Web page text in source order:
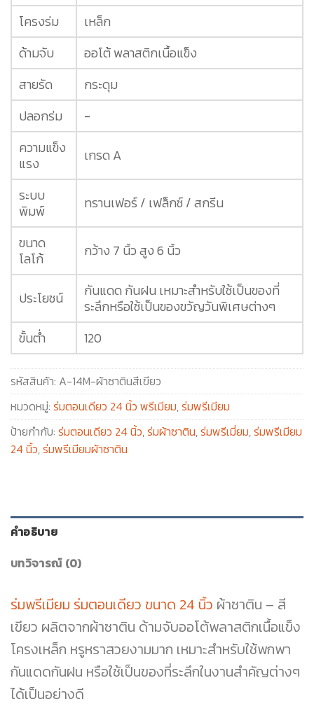
โครงร่ม
เหล็ก
ด้ามจับ
ออโต้ พลาสติกเนื้อแข็ง
สายรัด
กระดุม
ปลอกร่ม
-
ความแข็ง
แรง
เกรด A
ระบบ
พิมพ์
ทรานเฟอร์ / เฟล็กซ์ / สกรีน
ขนาด
โลโก้
กว้าง 7 นิ้ว สูง 6 นิ้ว
ประโยชน์
กันแดด กันฝน เหมาะสำหรับใช้เป็นของที่
ระลึกหรือใช้เป็นของขวัญวันพิเศษต่างๆ
ขั้นต่ำ
120
รหัสสินค้า: A-14M-ผ้าซาตินสีเขียว
หมวดหมู่: ร่มตอนเดียว 24 นิ้ว พรีเมียม,ร่มพรีเมียม
ป้ายกำกับ: ร่มตอนเดียว 24 นิ้ว,ร่มผ้าซาติน,ร่มพรีเมี่ยม,ร่มพรีเมียม
24 นิ้ว,ร่มพรีเมียมผ้าซาติน
คำอธิบาย
บทวิจารณ์ (0)
ร่มพรีเมียม ร่มตอนเดียว ขนาด 24 นิ้ว ผ้าซาติน – สี
เขียว ผลิตจากผ้าซาติน ด้ามจับออโต้พลาสติกเนื้อแข็ง
โครงเหล็ก หรูหราสวยงามมาก เหมาะสำหรับใช้พกพา
กันแดดกันฝน หรือใช้เป็นของที่ระลึกในงานสำคัญต่างๆ
ได้เป็นอย่างดี